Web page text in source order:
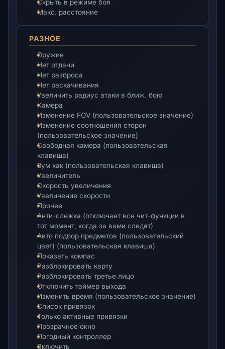
Скрыть в режиме боя
Макс. расстояние
РАЗНОЕ
Оружие
Нет отдачи
Нет разброса
Нет раскачивания
Увеличить радиус атаки в ближ. бою
Камера
Изменение FOV (пользовательское значение)
Изменение соотношения сторон
(пользовательское значение)
Свободная камера (пользовательская
клавиша)
Зум хак (пользовательская клавиша)
Увеличитель
Скорость увеличения
Увеличение скорости
Прочее
Анти-слежка (отключает все чит-функции в
тот момент, когда за вами следят)
Авто подбор предметов (пользовательский
цвет) (пользовательская клавиша)
Показать компас
Разблокировать карту
Разблокировать третье лицо
Отключить таймер выхода
Изменить время (пользовательское значение)
Список привязок
Только активные привязки
Прозрачное окно
Погодный контроллер
Включить